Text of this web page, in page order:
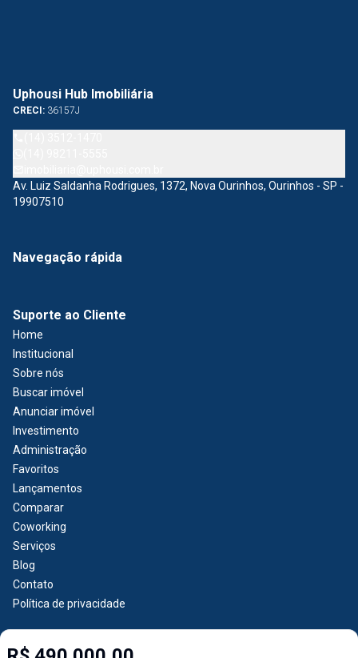
Uphousi Hub Imobiliária
CRECI: 36157J
Av. Luiz Saldanha Rodrigues, 1372, Nova Ourinhos, Ourinhos - SP -
19907510
Navegação rápida
Suporte ao Cliente
Home
Institucional
Sobre nós
Buscar imóvel
Anunciar imóvel
Investimento
Administração
Favoritos
Lançamentos
Comparar
Coworking
Serviços
Blog
Contato
Política de privacidade